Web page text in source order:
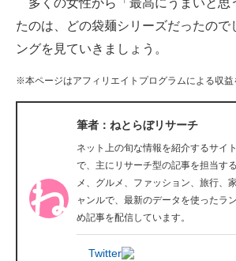
ビジネスと働き方のヒント
AI活用のいまが分かる
企業ITのトレンドを詳説
経営リーダーのコミュニティ
マーケ×ITの今がよく分かる
ITエンジニア向け専門サイト
企業向けIT製品の総合サイト
多くの女性から「最高にうまいと思
たのは、どの袋麺シリーズだったので
ングを見ていきましょう。
※本ページはアフィリエイトプログラムによる収益
筆者：ねとらぼリサーチ
ネット上の旬な情報を紹介するサイ
で、主にリサーチ型の記事を担当す
メ、グルメ、ファッション、旅行、
ャンルで、最新のデータを使ったラ
め記事を配信しています。
Twitter